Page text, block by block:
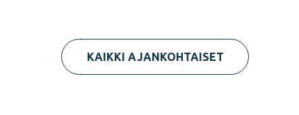
KAIKKI AJANKOHTAISET